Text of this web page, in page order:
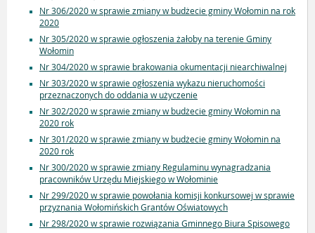
Nr 306/2020 w sprawie zmiany w budżecie gminy Wołomin na rok
2020
Nr 305/2020 w sprawie ogłoszenia żałoby na terenie Gminy
Wołomin
Nr 304/2020 w sprawie brakowania okumentacji niearchiwalnej
Nr 303/2020 w sprawie ogłoszenia wykazu nieruchomości
przeznaczonych do oddania w użyczenie
Nr 302/2020 w sprawie zmiany w budżecie gminy Wołomin na
2020 rok
Nr 301/2020 w sprawie zmiany w budżecie gminy Wołomin na
2020 rok
Nr 300/2020 w sprawie zmiany Regulaminu wynagradzania
pracowników Urzędu Miejskiego w Wołominie
Nr 299/2020 w sprawie powołania komisji konkursowej w sprawie
przyznania Wołomińskich Grantów Oświatowych
Nr 298/2020 w sprawie rozwiązania Gminnego Biura Spisowego